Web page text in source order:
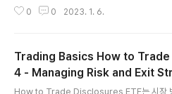
oject assigned at the beginning of the
at Net Asset Value price at the end
g day? a. Stock b. Mutual Fund c. ETF
0 0 2023. 1. 6.
Trading Basics How to
4 - Managing Risk and Exit
How to Trade Disclosures ETF는 시장